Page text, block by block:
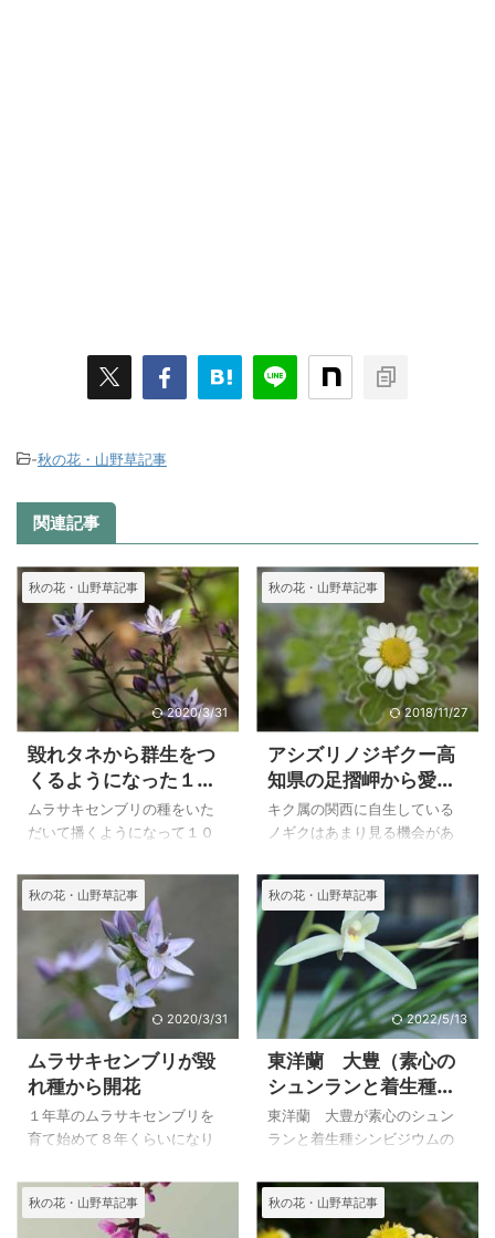
-秋の花・山野草記事
関連記事
秋の花・山野草記事
2020/3/31
毀れタネから群生をつ
くるようになった１年
草のムラサキセンブリ
ムラサキセンブリの種をいた
だいて播くようになって１０
群生をつくるようになりまし
た。
１年草なので、種は毎年採取
し巻き続けて絶えないように
気をつけています。
秋の花・山野草記事
2018/11/27
アシズリノジギクー高
知県の足摺岬から愛媛
県の佐多岬までの海岸
に分布
キク属の関西に自生している
ノギクはあまり見る機会があ
ノジギクが素敵な鉢に植えら
れて、盆栽のような立ち姿が
とても素敵だったことがわす
れられませんでした。
その後ネットで知り合った方
から頂いた思いで深い花で
す。
秋の花・山野草記事
2020/3/31
ムラサキセンブリが毀
れ種から開花
１年草のムラサキセンブリを
育て始めて８年くらいになり
らたくさん芽生えてくれるよ
うになり、晩秋の庭に彩りを
添えてくれてたのしい季節を
秋の花・山野草記事
2022/5/13
東洋蘭 大豊（素心の
シュンランと着生種シ
ンビジウムの交配）が
開花
東洋蘭 大豊が素心のシュン
ランと着生種シンビジウムの
ホームページの写真を見てメ
ールを頂いたことによりま
す。
秋の花・山野草記事 秋の花・山野草記事